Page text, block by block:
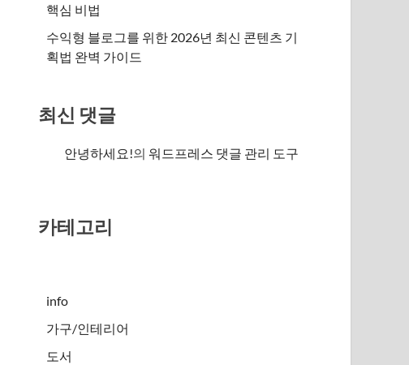
핵심 비법
수익형 블로그를 위한 2026년 최신 콘텐츠 기
획법 완벽 가이드
최신 댓글
안녕하세요!의워드프레스 댓글 관리 도구
카테고리
info
가구/인테리어
도서